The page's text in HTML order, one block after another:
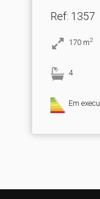
Ref: 1357
170 m2
4
Em